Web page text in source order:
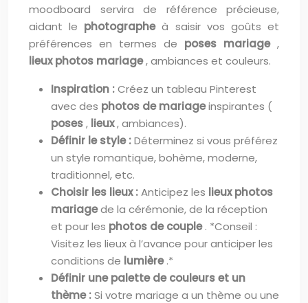
moodboard servira de référence précieuse,
aidant le photographeà saisir vos goûts et
préférences en termes de poses mariage ,
lieux photos mariage, ambiances et couleurs.
Inspiration :Créez un tableau Pinterest
avec des photos de mariageinspirantes (
poses, lieux, ambiances).
Définir le style :Déterminez si vous préférez
un style romantique, bohème, moderne,
traditionnel, etc.
Choisir les lieux :Anticipez les lieux photos
mariagede la cérémonie, de la réception
et pour les photos de couple. *Conseil :
Visitez les lieux à l’avance pour anticiper les
conditions de lumière.*
Définir une palette de couleurs et un
thème :Si votre mariage a un thème ou une